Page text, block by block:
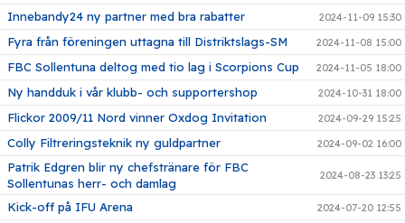
Innebandy24 ny partner med bra rabatter 2024-11-09 15:30
Fyra från föreningen uttagna till Distriktslags-SM 2024-11-08 15:00
FBC Sollentuna deltog med tio lag i Scorpions Cup 2024-11-05 18:00
Ny handduk i vår klubb- och supportershop 2024-10-31 18:00
Flickor 2009/11 Nord vinner Oxdog Invitation 2024-09-29 15:25
Colly Filtreringsteknik ny guldpartner 2024-09-02 16:00
Patrik Edgren blir ny chefstränare för FBC
Sollentunas herr- och damlag
2024-08-23 13:25
Kick-off på IFU Arena 2024-07-20 12:55